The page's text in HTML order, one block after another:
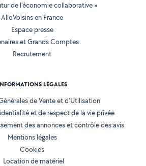
de l'économie collaborative »
AlloVoisins en France
Espace presse
et Grands Comptes
Recrutement
LÉGALES
de Vente et d'Utilisation
et de respect de la vie privée
des annonces et contrôle des avis
Mentions légales
Cookies
Location de matériel